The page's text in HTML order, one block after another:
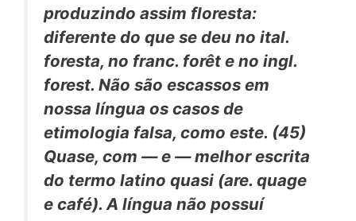
produzindo assim floresta:
diferente do que se deu no ital.
foresta, no franc. forêt e no ingl.
forest. Não são escassos em
nossa língua os casos de
etimologia falsa, como este. (45)
Quase, com — e — melhor escrita
do termo latino quasi (are. quage
e café). A língua não possuí